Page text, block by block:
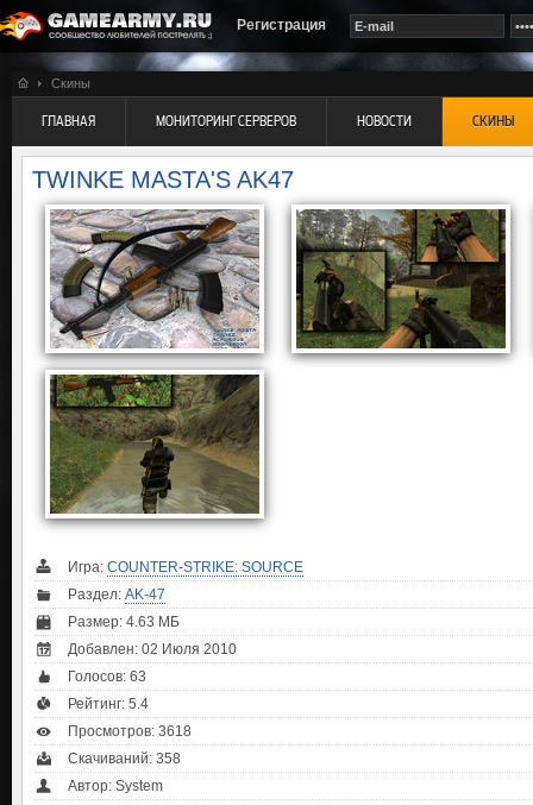
Регистрация
Скины
ГЛАВНАЯ МОНИТОРИНГ СЕРВЕРОВ НОВОСТИ СКИНЫ
TWINKE MASTA'S AK47
Игра: COUNTER-STRIKE: SOURCE
Раздел: AK-47
Размер: 4.63 МБ
Добавлен: 02 Июля 2010
Голосов: 63
Рейтинг: 5.4
Просмотров: 3618
Скачиваний: 358
Автор: System